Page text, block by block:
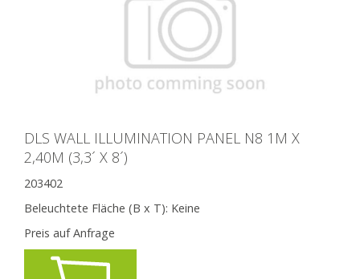
DLS WALL ILLUMINATION PANEL N8 1M X
2,40M (3,3´ X 8´)
203402
Beleuchtete Fläche (B x T): Keine
Preis auf Anfrage